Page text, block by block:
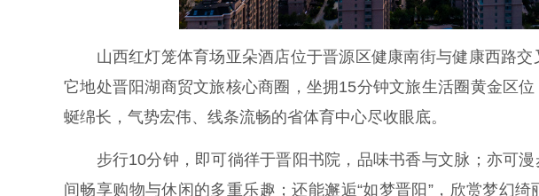
山西红灯笼体育场亚朵酒店位于晋源区健康南街与健康西路交
它地处晋阳湖商贸文旅核心商圈，坐拥15分钟文旅生活圈黄金区
蜒绵长，气势宏伟、线条流畅的省体育中心尽收眼底。
步行10分钟，即可徜徉于晋阳书院，品味书香与文脉；亦可漫
间畅享购物与休闲的多重乐趣；还能邂逅“如梦晋阳”，欣赏梦幻